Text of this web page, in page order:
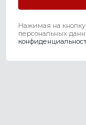
Нажимая на кнопку
персональных